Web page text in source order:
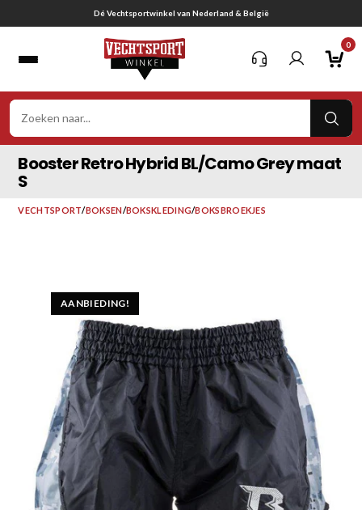
naar
Gratis verzending vanaf € 75,-
0
Booster Retro Hybrid BL/Camo Grey maat
S
VECHTSPORT/BOKSEN/BOKSKLEDING/BOKSBROEKJES
AANBIEDING!